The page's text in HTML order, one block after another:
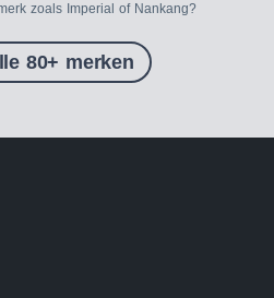
zoals Imperial of Nankang?
80+ merken